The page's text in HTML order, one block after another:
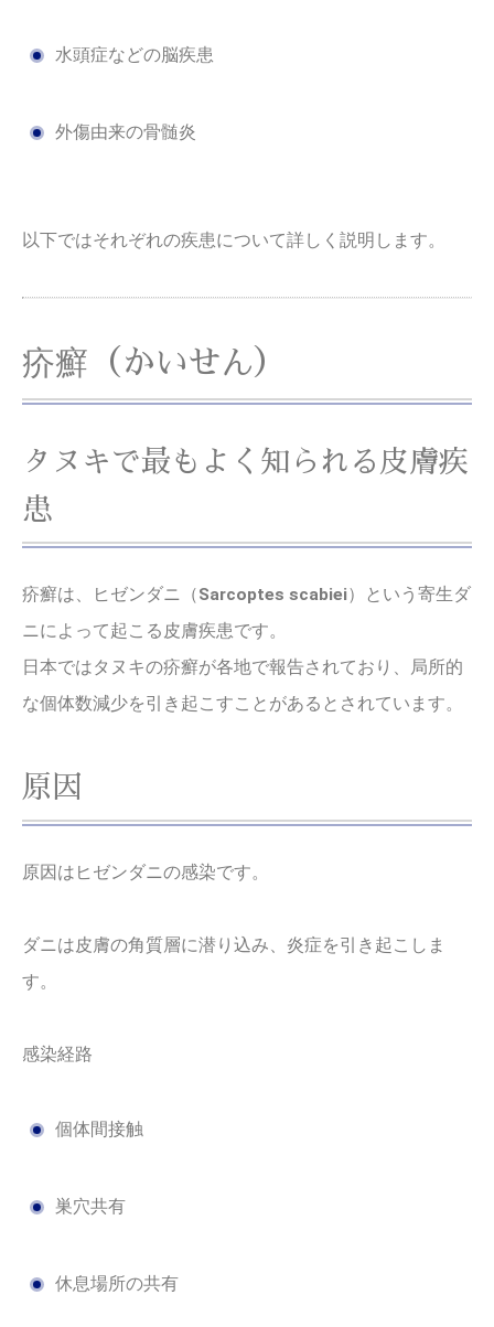
水頭症などの脳疾患
外傷由来の骨髄炎
以下ではそれぞれの疾患について詳しく説明します。
疥癬（かいせん）
タヌキで最もよく知られる皮膚疾
患
疥癬は、ヒゼンダニ（Sarcoptes scabiei）という寄生ダ
ニによって起こる皮膚疾患です。
日本ではタヌキの疥癬が各地で報告されており、局所的
な個体数減少を引き起こすことがあるとされています。
原因
原因はヒゼンダニの感染です。
ダニは皮膚の角質層に潜り込み、炎症を引き起こしま
す。
感染経路
個体間接触
巣穴共有
休息場所の共有